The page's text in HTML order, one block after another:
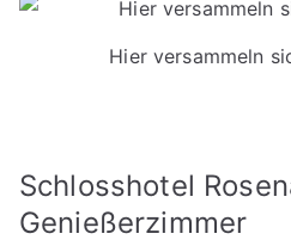
Hier versammeln
Schlosshotel
Genießerzimmer